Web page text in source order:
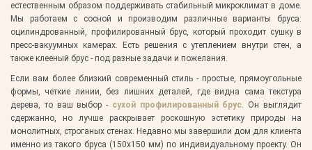
естественным образом поддерживать стабильный микроклимат в доме.
Мы работаем с сосной и производим различные варианты бруса:
оцилиндрованный, профилированный брус, который проходит сушку в
пресс-вакуумных камерах. Есть решения с утеплением внутри стен, а
также клееный брус - под разные задачи и пожелания.
Если вам более близкий современный стиль - простые, прямоугольные
формы, четкие линии, без лишних деталей, где видна сама текстура
дерева, то ваш выбор - сухой профилированный брус . Он выглядит
сдержанно, но лучше раскрывает роскошную эстетику природы на
монолитных, строганых стенах. Недавно мы завершили дом для клиента
именно из такого бруса (150х150 мм) по индивидуальному проекту. Он